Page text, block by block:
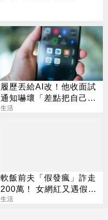
履歷丟給AI改！他收面試
通知嚇壞「差點把自己送
走」
生活
軟飯前夫「假發瘋」詐走
200萬！ 女網紅又遇假富
豪 養套殺噴2千萬
生活